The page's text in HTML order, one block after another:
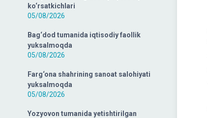
ko‘rsatkichlari
05/08/2026
Bag‘dod tumanida iqtisodiy faollik
yuksalmoqda
05/08/2026
Farg‘ona shahrining sanoat salohiyati
yuksalmoqda
05/08/2026
Yozyovon tumanida yetishtirilgan